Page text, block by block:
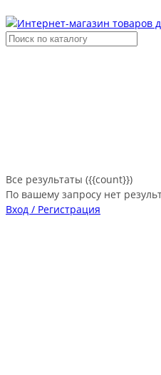
Все результаты ({{count}})
По вашему запросу нет
Вход / Регистрация